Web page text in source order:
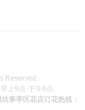
Reserved.
上9点-下午6点
寒亭区花店订花热线：